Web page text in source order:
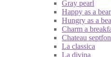
Gray pearl
Happy as a bear
Hungry as a
Charm a
Chateau
La classica
La divina